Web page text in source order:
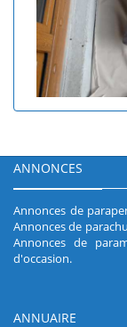
ANNONCES
Annonces de
Annonces de
Annonces de
d'occasion.
ANNUAIRE